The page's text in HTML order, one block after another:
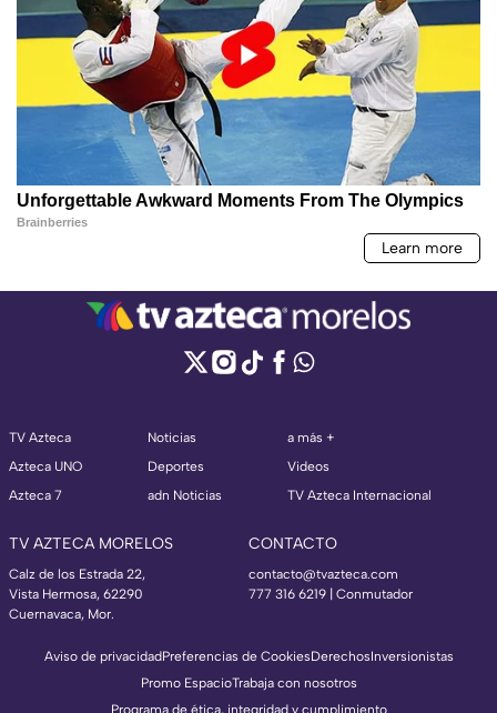
TV Azteca
Azteca UNO
Azteca 7
Noticias
Deportes
adn Noticias
a más +
Videos
TV Azteca Internacional
TV AZTECA MORELOS
Calz de los Estrada 22,
Vista Hermosa, 62290
Cuernavaca, Mor.
CONTACTO
contacto@tvazteca.com
777 316 6219 | Conmutador
Aviso de privacidadPreferencias de CookiesDerechosInversionistas
Promo EspacioTrabaja con nosotros
Programa de ética, integridad y cumplimiento